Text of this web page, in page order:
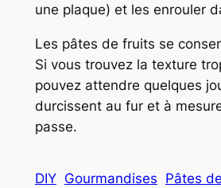
une plaque) et les enrouler
Les pâtes de fruits se
Si vous trouvez la texture
pouvez attendre quelques
durcissent au fur et à
passe.
DIY Gourmandises Pâtes